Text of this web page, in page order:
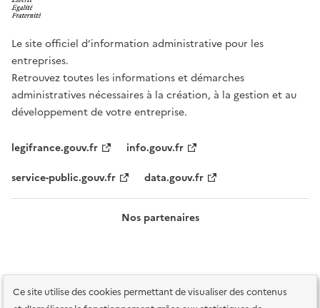
Ce site utilise des cookies permettant de visualiser des contenus
Le site officiel d’information administrative pour les
entreprises.
Retrouvez toutes les informations et démarches
administratives nécessaires à la création, à la gestion et au
développement de votre entreprise.
legifrance.gouv.fr
info.gouv.fr
service-public.gouv.fr
data.gouv.fr
Nos partenaires